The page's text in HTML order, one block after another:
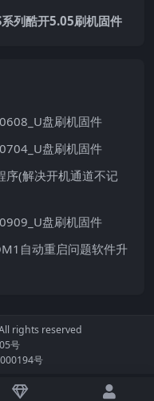
列酷开5.05刷机固件
盘刷机固件
盘刷机固件
序(解决开机通道不记
盘刷机固件
自动重启问题软件升
rights reserved
号
号